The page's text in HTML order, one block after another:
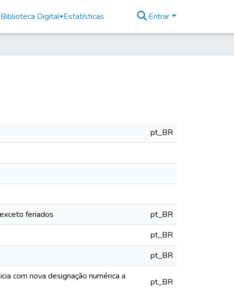
Digital Estatísticas Entrar
pt_BR
feriados
pt_BR
pt_BR
pt_BR
com nova designação numérica a
pt_BR